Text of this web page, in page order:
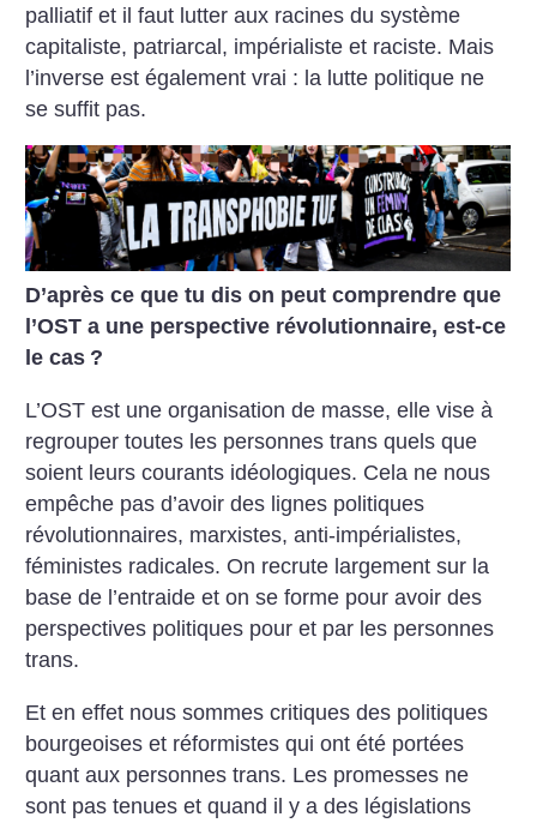
palliatif et il faut lutter aux racines du système
capitaliste, patriarcal, impérialiste et raciste. Mais
l’inverse est également vrai : la lutte politique ne
se suffit pas.
D’après ce que tu dis on peut comprendre que
l’OST a une perspective révolutionnaire, est-ce
le cas ?
L’OST est une organisation de masse, elle vise à
regrouper toutes les personnes trans quels que
soient leurs courants idéologiques. Cela ne nous
empêche pas d’avoir des lignes politiques
révolutionnaires, marxistes, anti-impérialistes,
féministes radicales. On recrute largement sur la
base de l’entraide et on se forme pour avoir des
perspectives politiques pour et par les personnes
trans.
Et en effet nous sommes critiques des politiques
bourgeoises et réformistes qui ont été portées
quant aux personnes trans. Les promesses ne
sont pas tenues et quand il y a des législations